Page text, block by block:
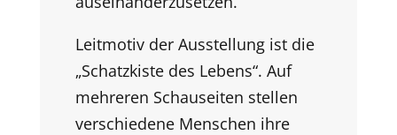
Leitmotiv der Ausstellung ist die
„Schatzkiste des Lebens“. Auf
mehreren Schauseiten stellen
verschiedene Menschen ihre